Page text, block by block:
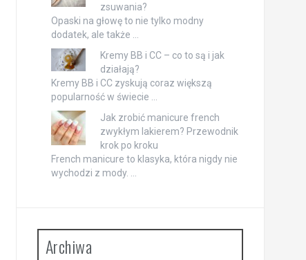
zsuwania?
Opaski na głowę to nie tylko modny
dodatek, ale także …
Kremy BB i CC – co to są i jak
działają?
Kremy BB i CC zyskują coraz większą
popularność w świecie …
Jak zrobić manicure french
zwykłym lakierem? Przewodnik
krok po kroku
French manicure to klasyka, która nigdy nie
wychodzi z mody. …
Archiwa